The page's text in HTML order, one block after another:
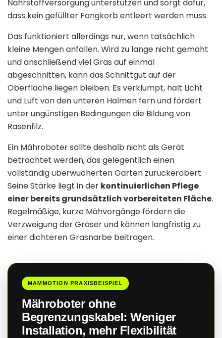
Nährstoffversorgung unterstützen und sorgt dafür,
dass kein gefüllter Fangkorb entleert werden muss.
Das funktioniert allerdings nur, wenn tatsächlich
kleine Mengen anfallen. Wird zu lange nicht gemäht
und anschließend viel Gras auf einmal
abgeschnitten, kann das Schnittgut auf der
Oberfläche liegen bleiben. Es verklumpt, hält Licht
und Luft von den unteren Halmen fern und fördert
unter ungünstigen Bedingungen die Bildung von
Rasenfilz.
Ein Mähroboter sollte deshalb nicht als Gerät
betrachtet werden, das gelegentlich einen
vollständig überwucherten Garten zurückerobert.
Seine Stärke liegt in der kontinuierlichen Pflege
einer bereits grundsätzlich vorbereiteten Fläche.
Regelmäßige, kurze Mähvorgänge fördern die
Verzweigung der Gräser und können langfristig zu
einer dichteren Grasnarbe beitragen.
MAMMOTION PRAXISBEISPIEL
Mähroboter ohne
Begrenzungskabel: Weniger
Installation, mehr Flexibilität